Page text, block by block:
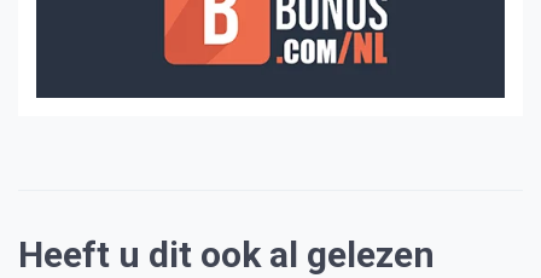
Heeft u dit ook al gelezen